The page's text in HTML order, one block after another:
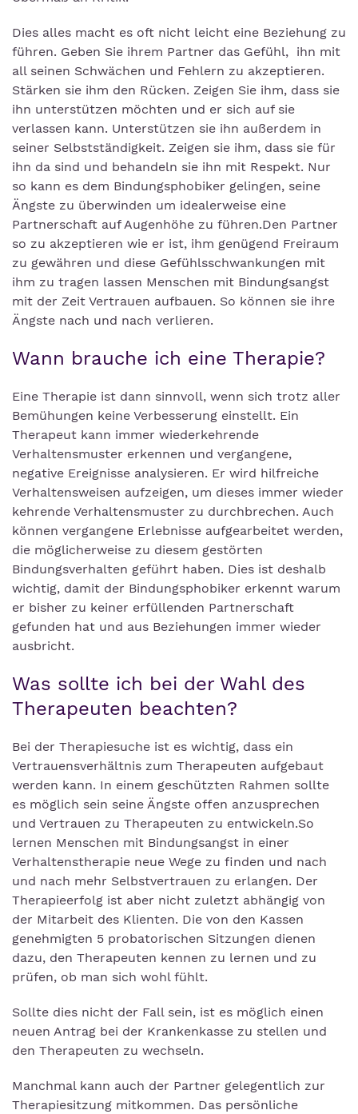
Dies alles macht es oft nicht leicht eine Beziehung zu
führen. Geben Sie ihrem Partner das Gefühl, ihn mit
all seinen Schwächen und Fehlern zu akzeptieren.
Stärken sie ihm den Rücken. Zeigen Sie ihm, dass sie
ihn unterstützen möchten und er sich auf sie
verlassen kann. Unterstützen sie ihn außerdem in
seiner Selbstständigkeit. Zeigen sie ihm, dass sie für
ihn da sind und behandeln sie ihn mit Respekt. Nur
so kann es dem Bindungsphobiker gelingen, seine
Ängste zu überwinden um idealerweise eine
Partnerschaft auf Augenhöhe zu führen.Den Partner
so zu akzeptieren wie er ist, ihm genügend Freiraum
zu gewähren und diese Gefühlsschwankungen mit
ihm zu tragen lassen Menschen mit Bindungsangst
mit der Zeit Vertrauen aufbauen. So können sie ihre
Ängste nach und nach verlieren.
Wann brauche ich eine Therapie?
Eine Therapie ist dann sinnvoll, wenn sich trotz aller
Bemühungen keine Verbesserung einstellt. Ein
Therapeut kann immer wiederkehrende
Verhaltensmuster erkennen und vergangene,
negative Ereignisse analysieren. Er wird hilfreiche
Verhaltensweisen aufzeigen, um dieses immer wieder
kehrende Verhaltensmuster zu durchbrechen. Auch
können vergangene Erlebnisse aufgearbeitet werden,
die möglicherweise zu diesem gestörten
Bindungsverhalten geführt haben. Dies ist deshalb
wichtig, damit der Bindungsphobiker erkennt warum
er bisher zu keiner erfüllenden Partnerschaft
gefunden hat und aus Beziehungen immer wieder
ausbricht.
Was sollte ich bei der Wahl des
Therapeuten beachten?
Bei der Therapiesuche ist es wichtig, dass ein
Vertrauensverhältnis zum Therapeuten aufgebaut
werden kann. In einem geschützten Rahmen sollte
es möglich sein seine Ängste offen anzusprechen
und Vertrauen zu Therapeuten zu entwickeln.So
lernen Menschen mit Bindungsangst in einer
Verhaltenstherapie neue Wege zu finden und nach
und nach mehr Selbstvertrauen zu erlangen. Der
Therapieerfolg ist aber nicht zuletzt abhängig von
der Mitarbeit des Klienten. Die von den Kassen
genehmigten 5 probatorischen Sitzungen dienen
dazu, den Therapeuten kennen zu lernen und zu
prüfen, ob man sich wohl fühlt.
Sollte dies nicht der Fall sein, ist es möglich einen
neuen Antrag bei der Krankenkasse zu stellen und
den Therapeuten zu wechseln.
Manchmal kann auch der Partner gelegentlich zur
Therapiesitzung mitkommen. Das persönliche